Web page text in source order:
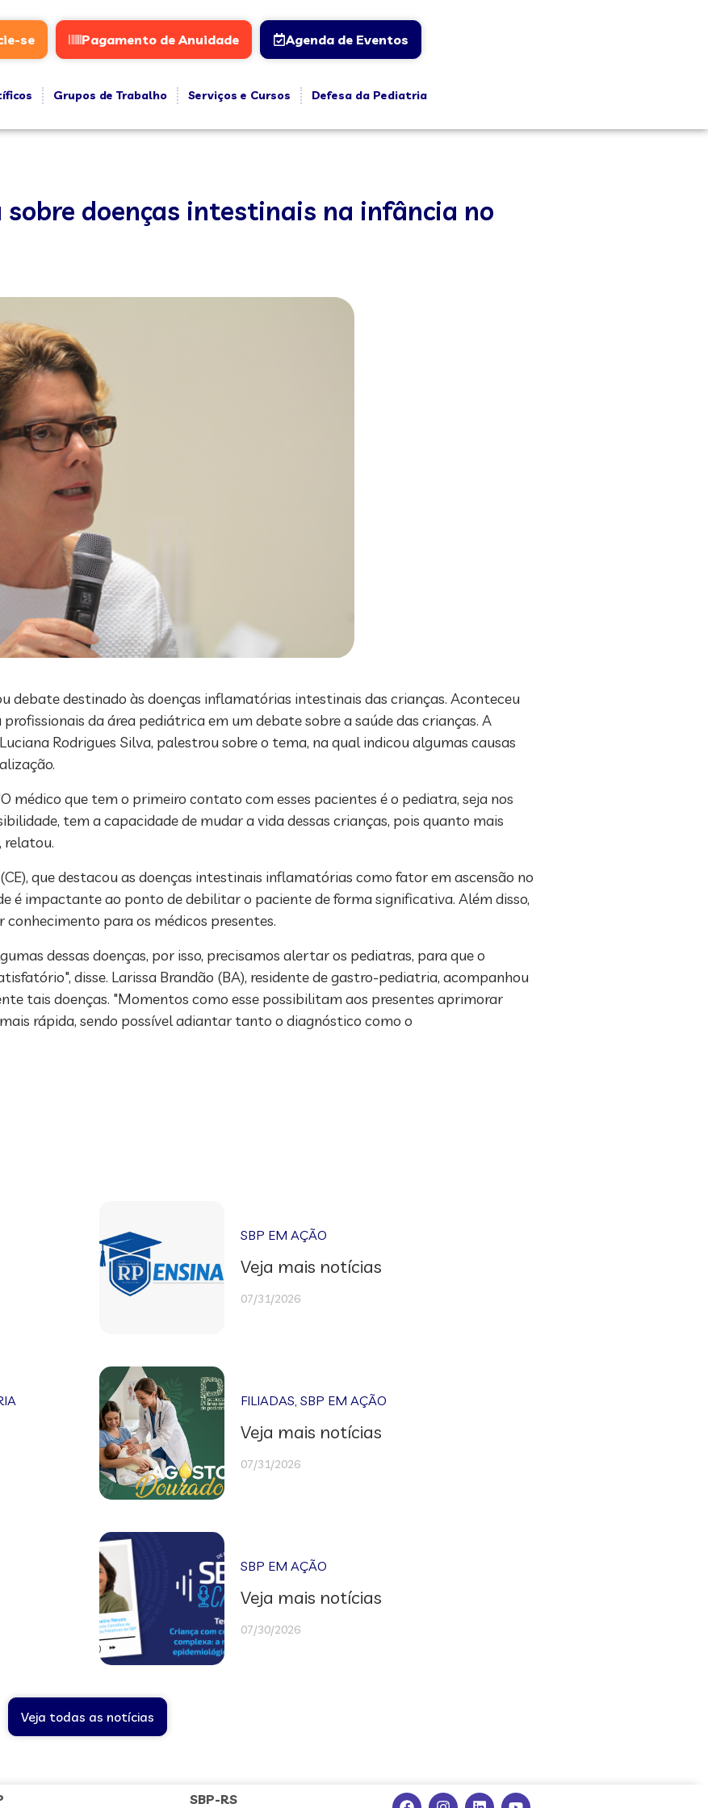
se Pagamento de Anuidade Agenda de Eventos
Grupos de Trabalho Serviços e Cursos
Defesa da Pediatria
doenças intestinais na infância no
debate destinado às doenças inflamatórias intestinais das crianças. Aconteceu
da área pediátrica em um debate sobre a saúde das crianças. A
Rodrigues Silva, palestrou sobre o tema, na qual indicou algumas causas
médico que tem o primeiro contato com esses pacientes é o pediatra, seja nos
tem a capacidade de mudar a vida dessas crianças, pois quanto mais
relatou.
que destacou as doenças intestinais inflamatórias como fator em ascensão no
é impactante ao ponto de debilitar o paciente de forma significativa. Além disso,
para os médicos presentes.
dessas doenças, por isso, precisamos alertar os pediatras, para que o
disse. Larissa Brandão (BA), residente de gastro-pediatria, acompanhou
tais doenças. "Momentos como esse possibilitam aos presentes aprimorar
rápida, sendo possível adiantar tanto o diagnóstico como o
SBP EM AÇÃO
Veja mais notícias
07/31/2026
FILIADAS ,SBP EM AÇÃO
Veja mais notícias
07/31/2026
SBP EM AÇÃO
Veja mais notícias
07/30/2026
Veja todas as notícias
SBP-RS